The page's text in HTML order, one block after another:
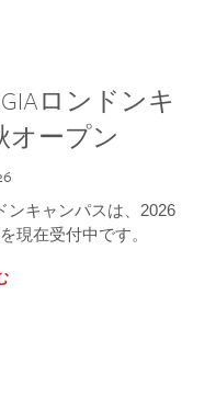
ロンドンキ
オープン
ンキャンパスは、2026
現在受付中です。